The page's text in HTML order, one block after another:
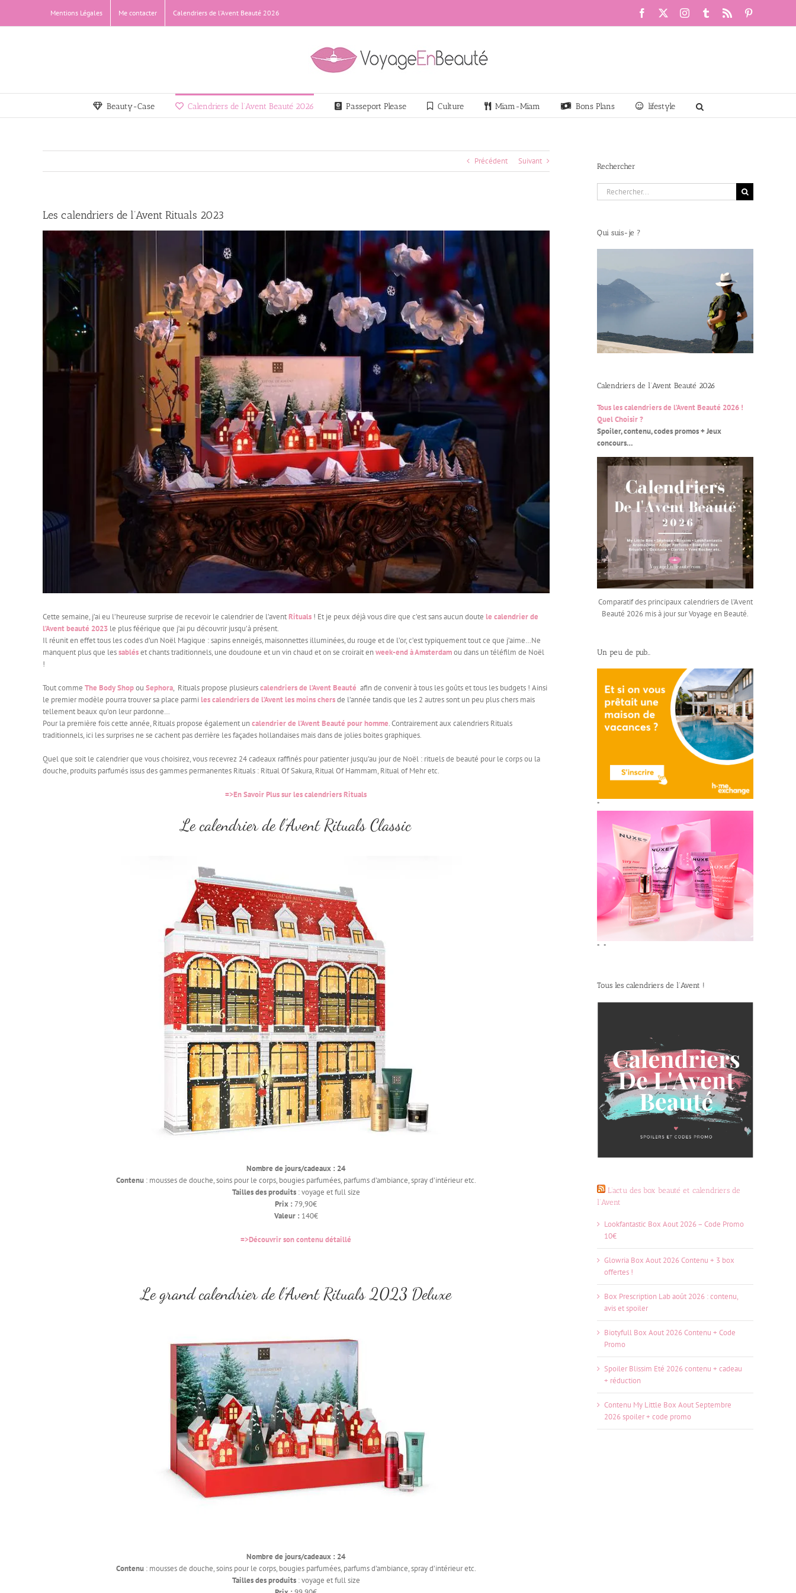
contenu
Mentions Légales Me contacter Calendriers de l’Avent Beauté 2026 Facebook Instagram
Tumblr
Beauty-Case Calendriers de l’Avent Beauté 2026 Passeport Please Culture Miam-Miam Bons Plans lifestyle
Précédent Suivant
Les calendriers de l’Avent Rituals 2023
Cette semaine, j’ai eu l’heureuse surprise de recevoir le calendrier de l’aventRituals ! Et je peux déjà vous dire que c’est sans aucun doute le calendrier de
l’Avent beauté 2023 le plus féérique que j’ai pu découvrir jusqu’à présent.
Il réunit en effet tous les codes d’un Noël Magique : sapins enneigés, maisonnettes illuminées, du rouge et de l’or, c’est typiquement tout ce que j’aime…Ne
manquent plus que lessabléset chants traditionnels, une doudoune et un vin chaud et on se croirait enweek-end à Amsterdamou dans un téléfilm de Noël
!
Tout comme The Body Shopou Sephora, Rituals propose plusieurscalendriers de l’Avent Beauté afin de convenir à tous les goûts et tous les budgets ! Ainsi
le premier modèle pourra trouver sa place parmi les calendriers de l’Avent les moins chersde l’année tandis que les 2 autres sont un peu plus chers mais
tellement beaux qu’on leur pardonne…
Pour la première fois cette année, Rituals propose également uncalendrier de l’Avent Beauté pour homme. Contrairement aux calendriers Rituals
traditionnels, ici les surprises ne se cachent pas derrière les façades hollandaises mais dans de jolies boites graphiques.
Quel que soit le calendrier que vous choisirez, vous recevrez 24 cadeaux raffinés pour patienter jusqu’au jour de Noël : rituels de beauté pour le corps ou la
douche, produits parfumés issus des gammes permanentes Rituals : Ritual Of Sakura, Ritual Of Hammam, Ritual of Mehr etc.
=>En Savoir Plus sur les calendriers Rituals
Le calendrier de l’Avent Rituals Classic
Nombre de jours/cadeaux : 24
Contenu : mousses de douche, soins pour le corps, bougies parfumées, parfums d’ambiance, spray d’intérieur etc.
Tailles des produits : voyage et full size
Prix :79,90€
Valeur : 140€
=>Découvrir son contenu détaillé
Le grand calendrier de l’Avent Rituals 2023 Deluxe
Nombre de jours/cadeaux : 24
Contenu : mousses de douche, soins pour le corps, bougies parfumées, parfums d’ambiance, spray d’intérieur etc.
Tailles des produits : voyage et full size
Rechercher
Rechercher:
Qui suis-je ?
Calendriers de l’Avent Beauté 2026
Tous les calendriers de l’Avent Beauté 2026 !
Quel Choisir ?
Spoiler, contenu, codes promos + Jeux
concours…
Comparatif des principaux calendriers de l’Avent
Beauté 2026 mis à jour sur Voyage en Beauté.
Un peu de pub…
*
* *
Tous les calendriers de l’Avent !
L’actu des box beauté et calendriers de
l’Avent
Lookfantastic Box Aout 2026 – Code Promo
10€
Glowria Box Aout 2026 Contenu + 3 box
offertes !
Box Prescription Lab août 2026 : contenu,
avis et spoiler
Biotyfull Box Aout 2026 Contenu + Code
Promo
Spoiler Blissim Eté 2026 contenu + cadeau
+ réduction
Contenu My Little Box Aout Septembre
2026 spoiler + code promo